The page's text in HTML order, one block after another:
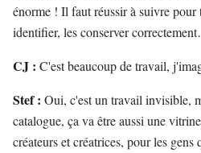
énorme ! Il faut réussir à suivre pour
identifier, les conserver
CJ : C'est beaucoup de travail,
Stef : Oui, c'est un travail invisible,
catalogue, ça va être aussi une
créateurs et créatrices, pour les